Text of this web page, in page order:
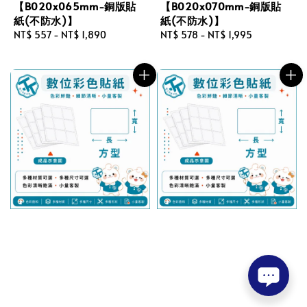
【B020x065mm-銅版貼
紙(不防水)】
Regular
NT$ 557 - NT$ 1,890
【B020x070mm-銅版貼
紙(不防水)】
Regular
NT$ 578 - NT$ 1,995